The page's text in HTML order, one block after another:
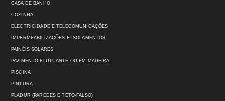
CASA DE BANHO
COZINHA
ELECTRICIDADE E TELECOMUNICAÇÕES
IMPERMEABILIZAÇÕES E ISOLAMENTOS
PAINÉIS SOLARES
PAVIMENTO FLUTUANTE OU EM MADEIRA
PISCINA
PINTURA
PLADUR (PAREDES E TETO-FALSO)